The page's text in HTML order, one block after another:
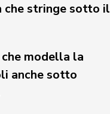
che stringe sotto il
modella la
anche sotto